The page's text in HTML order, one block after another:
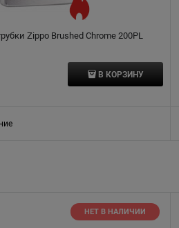
Zippo Brushed Chrome 200PL
В КОРЗИНУ
НЕТ В НАЛИЧИИ